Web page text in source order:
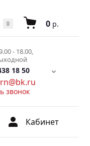
0 0 р.
- 18.00,
18 50
звонок
Кабинет